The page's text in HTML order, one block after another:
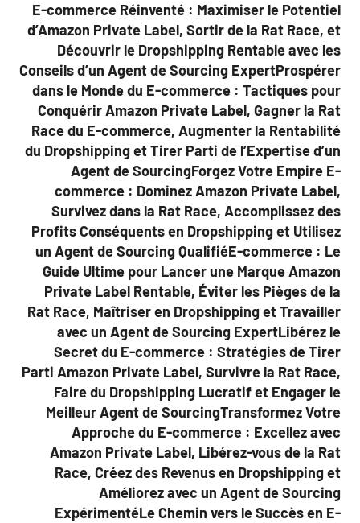
E-commerce Réinventé : Maximiser le Potentiel
d’Amazon Private Label, Sortir de la Rat Race, et
Découvrir le Dropshipping Rentable avec les
Conseils d’un Agent de Sourcing ExpertProspérer
dans le Monde du E-commerce : Tactiques pour
Conquérir Amazon Private Label, Gagner la Rat
Race du E-commerce, Augmenter la Rentabilité
du Dropshipping et Tirer Parti de l’Expertise d’un
Agent de SourcingForgez Votre Empire E-
commerce : Dominez Amazon Private Label,
Survivez dans la Rat Race, Accomplissez des
Profits Conséquents en Dropshipping et Utilisez
un Agent de Sourcing QualifiéE-commerce : Le
Guide Ultime pour Lancer une Marque Amazon
Private Label Rentable, Éviter les Pièges de la
Rat Race, Maîtriser en Dropshipping et Travailler
avec un Agent de Sourcing ExpertLibérez le
Secret du E-commerce : Stratégies de Tirer
Parti Amazon Private Label, Survivre la Rat Race,
Faire du Dropshipping Lucratif et Engager le
Meilleur Agent de SourcingTransformez Votre
Approche du E-commerce : Excellez avec
Amazon Private Label, Libérez-vous de la Rat
Race, Créez des Revenus en Dropshipping et
Améliorez avec un Agent de Sourcing
ExpérimentéLe Chemin vers le Succès en E-